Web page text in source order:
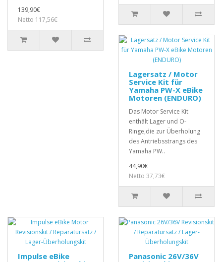
139,90€
Netto 117,56€
Lagersatz / Motor
Service Kit für
Yamaha PW-X eBike
Motoren (ENDURO)
Das Motor Service Kit
enthält Lager und O-
Ringe,die zur Überholung
des Antriebsstrangs des
Yamaha PW..
44,90€
Netto 37,73€
Impulse eBike
Panasonic 26V/36V